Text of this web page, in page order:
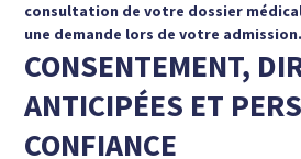
consultation de votre dossier
une demande lors de votre admission.
CONSENTEMENT,
ANTICIPÉES ET
CONFIANCE